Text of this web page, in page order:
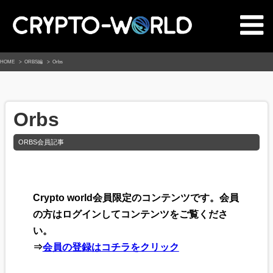
HOME ORBS編 Orbs
Orbs
ORBS会員記事
Crypto world会員限定のコンテンツです。会員
の方はログインしてコンテンツをご覧くださ
い。
⇒会員の登録はコチラをクリック